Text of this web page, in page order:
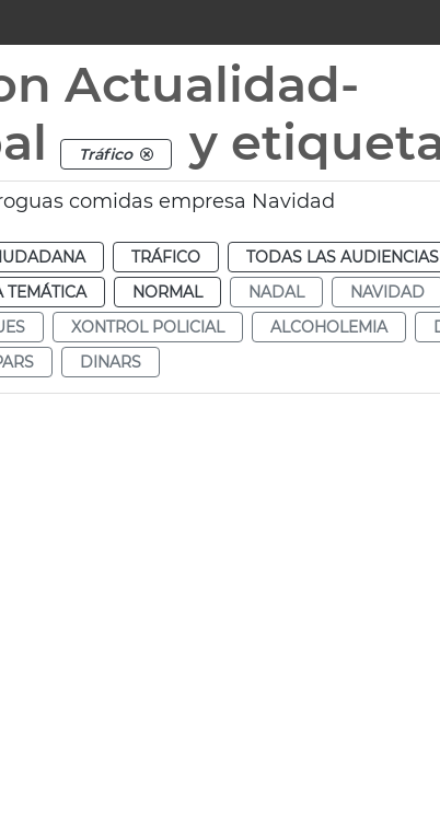
Actualidad-
Tráfico y
comidas empresa Navidad
TRÁFICO TODAS LAS AUDIENCIAS
TEMÁTICA NORMAL NADAL
NAVIDAD
XONTROL POLICIAL ALCOHOLEMIA
DINARS